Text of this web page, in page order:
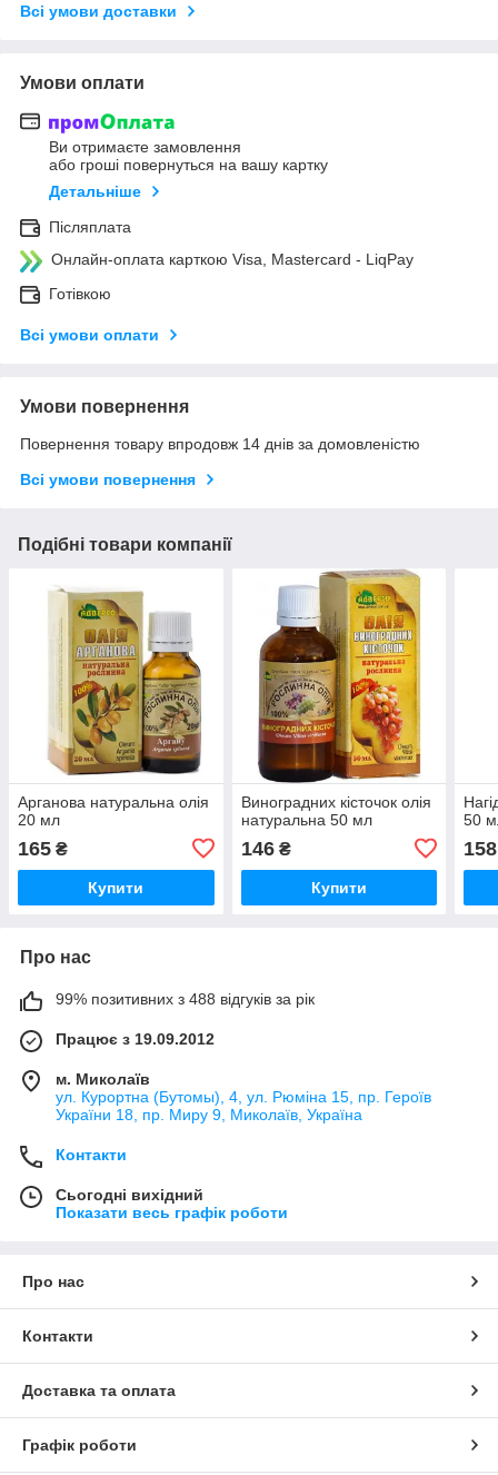
Всі умови доставки
Умови оплати
Ви отримаєте замовлення
або гроші повернуться на вашу картку
Детальніше
Післяплата
Онлайн-оплата карткою Visa, Mastercard - LiqPay
Готівкою
Всі умови оплати
Умови повернення
Повернення товару впродовж 14 днів за домовленістю
Всі умови повернення
Подібні товари компанії
Арганова натуральна олія
20 мл
165 ₴
Купити
Виноградних кісточок олія
натуральна 50 мл
146₴
Купити
50
158
Про нас
99% позитивних з 488 відгуків за рік
Працює з 19.09.2012
м. Миколаїв
ул. Курортна (Бутомы), 4, ул. Рюміна 15, пр. Героїв
України 18, пр. Миру 9, Миколаїв, Україна
Контакти
Сьогодні вихідний
Показати весь графік роботи
Про нас
Контакти
Доставка та оплата
Графік роботи